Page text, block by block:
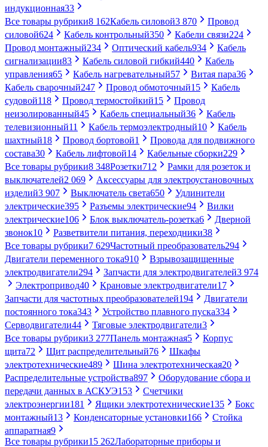
индукционная33
Все товары рубрики8 162Кабель силовой3 870
Провод
силовой624 Кабель контрольный350 Кабели связи224
Провод монтажный234 Оптический кабель934
Кабель
сигнализации83 Кабель силовой гибкий440
Кабель
управления65 Кабель нагревательный57 Витая пара36
Кабель сварочный247 Провод обмоточный15
Кабель
судовой118 Провод термостойкий15
Провод
неизолированный45 Кабель специальный36
Кабель
телевизионный11 Кабель термоэлектродный10
Кабель
шахтный18 Провод бортовой1
Провода для подвижного
состава30 Кабель лифтовой14 Кабельные сборки229
Все товары рубрики8 348Розетки712
Рамки для розеток и
выключателей2 069
Аксессуары для электроустановочных
изделий3 907 Выключатель света650
Удлинители
электрические395 Разъемы электрические94
Вилки
электрические106 Блок выключатель-розетка6
Дверной
звонок10 Разветвители питания, переходники38
Все товары рубрики7 629Частотный преобразователь294
Двигатели переменного тока910
Взрывозащищенные
электродвигатели294 Запчасти для электродвигателей3 974
Электропривод40 Крановые электродвигатели17
Запчасти для частотных преобразователей194
Двигатели
постоянного тока343 Устройство плавного пуска334
Серводвигатели44 Тяговые электродвигатели3
Все товары рубрики3 277Панель монтажная5
Корпус
щита72 Щит распределительный76
Шкафы
электротехнические489 Шина электротехническая20
Распределительные устройства897
Оборудование сбора и
передачи данных в АСКУЭ153
Счетчики
электроэнергии181 Ящики электротехнические135
Бокс
монтажный13 Конденсаторные установки166
Стойка
аппаратная9
Все товары рубрики15 262Лабораторные приборы и